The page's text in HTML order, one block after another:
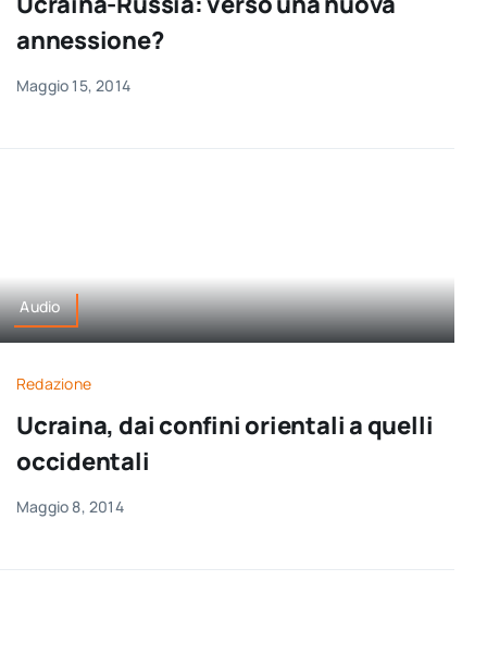
annessione?
Maggio 15, 2014
Audio
Redazione
Ucraina, dai confini orientali a quelli
occidentali
Maggio 8, 2014